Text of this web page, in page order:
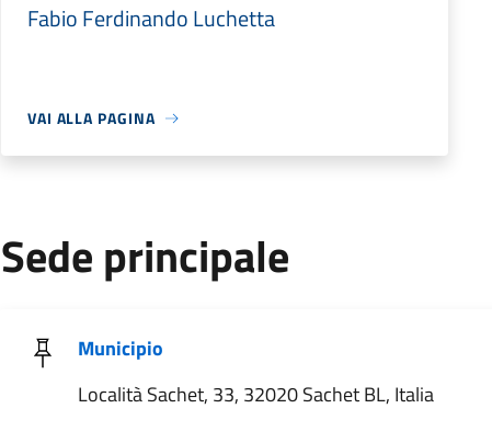
Fabio Ferdinando Luchetta
VAI ALLA PAGINA
Sede principale
Municipio
Località Sachet, 33, 32020 Sachet BL, Italia